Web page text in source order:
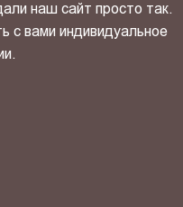
наш сайт просто так.
с вами индивидуальное